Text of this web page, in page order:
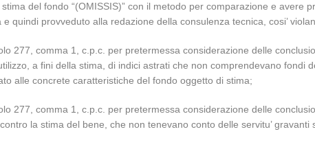
del fondo “(OMISSIS)” con il metodo per comparazione e avere
quindi provveduto alla redazione della consulenza tecnica, cosi’
277, comma 1, c.p.c. per pretermessa considerazione delle
a fini della stima, di indici astrati che non comprendevano fondi
alle concrete caratteristiche del fondo oggetto di stima;
277, comma 1, c.p.c. per pretermessa considerazione delle
la stima del bene, che non tenevano conto delle servitu’